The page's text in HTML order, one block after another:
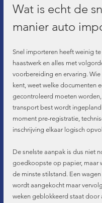
Wat is echt de
manier auto
Snel importeren heeft weinig
haastwerk en alles met
voorbereiding en ervaring. Wie
kent, weet welke documenten
gecontroleerd moeten
transport best wordt
moment pre-registratie,
inschrijving elkaar logisch
De snelste aanpak is dus niet
goedkoopste op papier, maar
de minste stilstand. Een
wordt aangekocht maar
weken geblokkeerd staat door